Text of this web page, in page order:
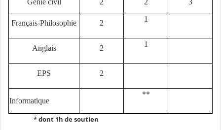
Génie civil 2 2 3
Français-Philosophie 2 1
Anglais 2 1
EPS 2
Informatique
**
* dont 1h de soutien